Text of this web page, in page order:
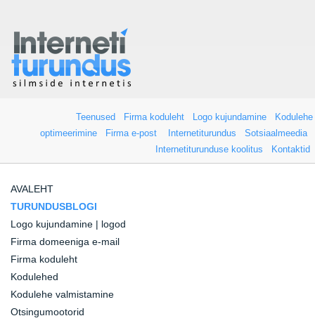
Teenused Firma koduleht Logo kujundamine
Kodulehe
optimeerimine
Firma e-post Internetiturundus
Sotsiaalmeedia
Internetiturunduse koolitus
Kontaktid
AVALEHT
TURUNDUSBLOGI
Logo kujundamine | logod
Firma domeeniga e-mail
Firma koduleht
Kodulehed
Kodulehe valmistamine
Otsingumootorid